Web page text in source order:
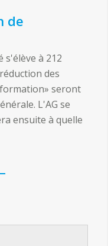
de
s'élève à 212
des
seront
L'AG se
ensuite à quelle